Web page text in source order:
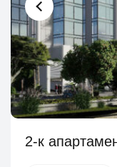
2-к